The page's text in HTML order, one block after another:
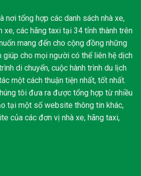
nơi tổng hợp các danh sách nhà xe,
xe, các hãng taxi tại 34 tỉnh thành trên
mang đến cho cộng đồng những
giúp cho mọi người có thể liên hệ dịch
di chuyển, cuộc hành trình du lịch
một cách thuận tiện nhất, tốt nhất.
tôi đưa ra được tổng hợp từ nhiều
tại một số website thông tin khác,
của các đơn vị nhà xe, hãng taxi,